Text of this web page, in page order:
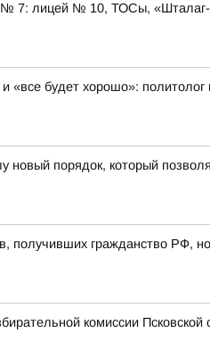
№ 7: лицей № 10, ТОСы,
и «все будет хорошо»:
новый порядок, который
получивших гражданство РФ,
комиссии Псковской